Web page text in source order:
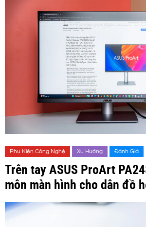
Phụ Kiện Công Nghệ Xu Hướng Đánh Giá
Trên tay ASUS ProArt
môn màn hình cho dân đồ